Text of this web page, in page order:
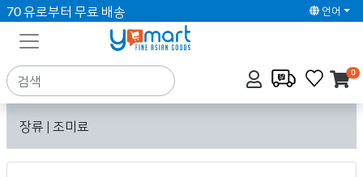
70 유로부터 무료 배송 언어
0
장류 | 조미료